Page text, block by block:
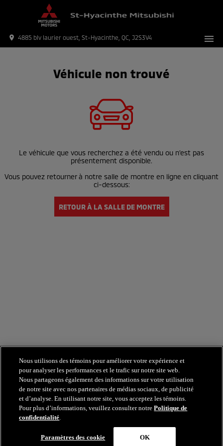
menu
place 4885 blv laurier ouest, St-Hyacinthe, QC, J2S3V4
Véhicule non trouvé
Le véhicule que vous recherchez a été vendu ou n’est pas
présentement disponible.
Vous pouvez retourner à notre salle de montre en ligne en cliquant
ci-dessous:
RETOUR À LA SALLE DE MONTRE
Nous utilisons des témoins pour améliorer votre expérience et
pour analyser les performances et le trafic sur notre site web.
Nous partageons également des informations sur votre utilisation
de notre site avec nos partenaires de médias sociaux, de publicité
et d’analyse. En utilisant notre site, vous acceptez les témoins.
Pour plus d’informations, veuillez consulter notrePolitique de
confidentialité.
Paramètres des cookie OK